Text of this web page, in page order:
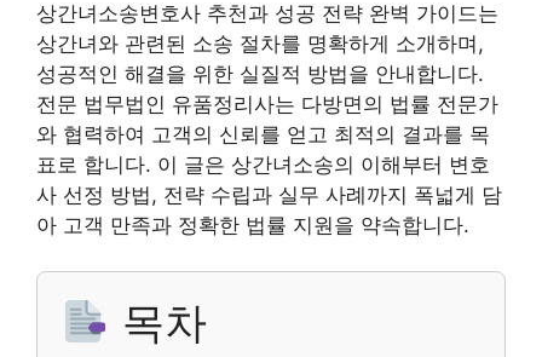
상간녀소송변호사 추천과 성공 전략 완벽 가이드는
상간녀와 관련된 소송 절차를 명확하게 소개하며,
성공적인 해결을 위한 실질적 방법을 안내합니다.
전문 법무법인 유품정리사는 다방면의 법률 전문가
와 협력하여 고객의 신뢰를 얻고 최적의 결과를 목
표로 합니다. 이 글은 상간녀소송의 이해부터 변호
사 선정 방법, 전략 수립과 실무 사례까지 폭넓게 담
아 고객 만족과 정확한 법률 지원을 약속합니다.
목차